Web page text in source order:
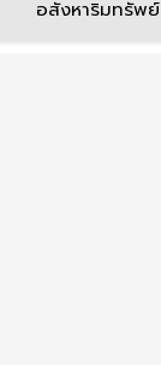
อสังหาริมทรัพย์